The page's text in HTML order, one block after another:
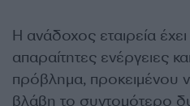
Η ανάδοχος εταιρεία
απαραίτητες ενέργειες
πρόβλημα, προκειμένου
βλάβη το συντομότερο